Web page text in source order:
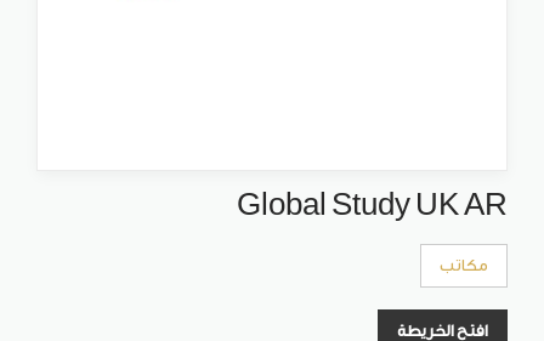
Global Study UK AR
مكاتب
افتح الخريطة